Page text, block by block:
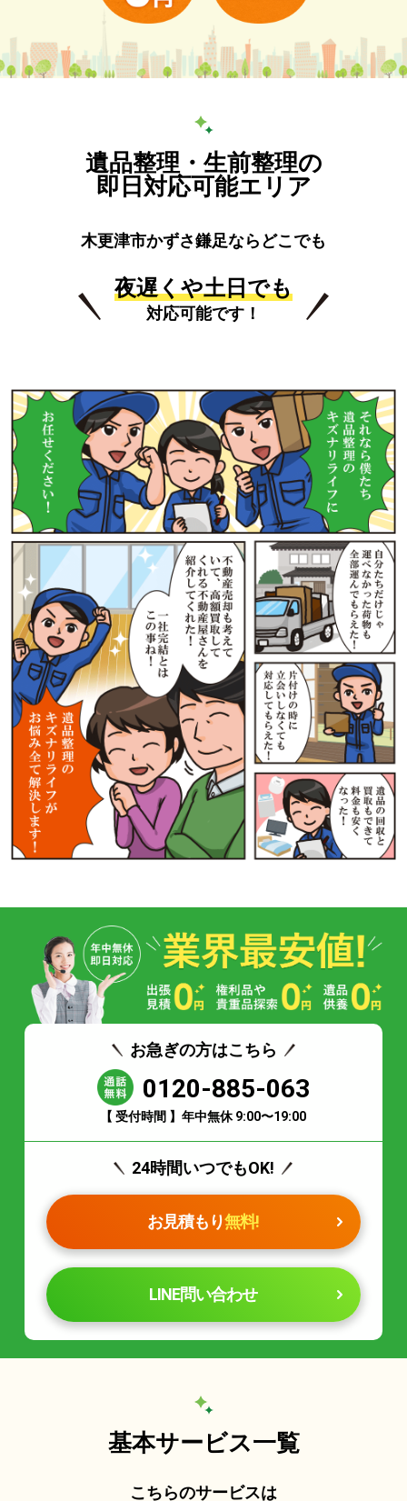
遺品整理・生前整理の
即日対応可能エリア
木更津市かずさ鎌足ならどこでも
夜遅くや土日でも
対応可能です！
お急ぎの方はこちら
0120-885-063
【 受付時間 】年中無休 9:00〜19:00
24時間いつでもOK!
お見積もり無料!
LINE問い合わせ
基本サービス一覧
こちらのサービスは